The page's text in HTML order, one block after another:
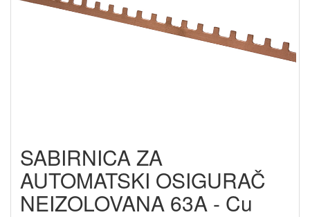
SABIRNICA ZA
AUTOMATSKI OSIGURAČ
NEIZOLOVANA 63A - Cu